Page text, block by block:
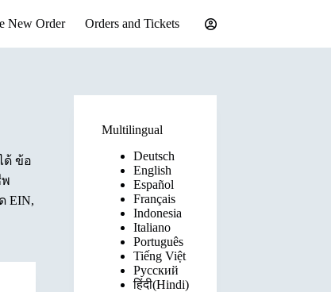
New Order Orders and Tickets
ด้ ข้อ
EIN,
Multilingual
Deutsch
English
Español
Français
Indonesia
Italiano
Português
Tiếng Việt
Русский
हिंदी(Hindi)